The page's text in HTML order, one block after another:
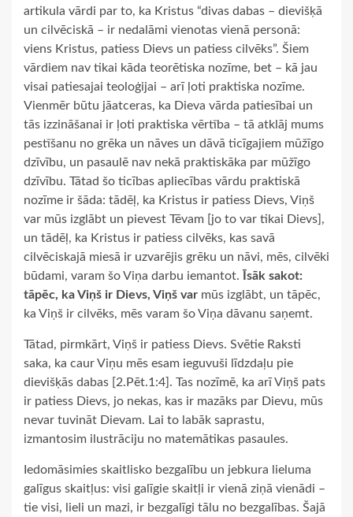
artikula vārdi par to, ka Kristus “divas dabas – dievišķā
un cilvēciskā – ir nedalāmi vienotas vienā personā:
viens Kristus, patiess Dievs un patiess cilvēks”. Šiem
vārdiem nav tikai kāda teorētiska nozīme, bet – kā jau
visai patiesajai teoloģijai – arī ļoti praktiska nozīme.
Vienmēr būtu jāatceras, ka Dieva vārda patiesībai un
tās izzināšanai ir ļoti praktiska vērtība – tā atklāj mums
pestīšanu no grēka un nāves un dāvā ticīgajiem mūžīgo
dzīvību, un pasaulē nav nekā praktiskāka par mūžīgo
dzīvību. Tātad šo ticības apliecības vārdu praktiskā
nozīme ir šāda: tādēļ, ka Kristus ir patiess Dievs, Viņš
var mūs izglābt un pievest Tēvam [jo to var tikai Dievs],
un tādēļ, ka Kristus ir patiess cilvēks, kas savā
cilvēciskajā miesā ir uzvarējis grēku un nāvi, mēs, cilvēki
būdami, varam šo Viņa darbu iemantot. Īsāk sakot:
tāpēc, ka Viņš ir Dievs, Viņš var mūs izglābt, un tāpēc,
ka Viņš ir cilvēks, mēs varam šo Viņa dāvanu saņemt.
Tātad, pirmkārt, Viņš ir patiess Dievs. Svētie Raksti
saka, ka caur Viņu mēs esam ieguvuši līdzdaļu pie
dievišķās dabas [2.Pēt.1:4]. Tas nozīmē, ka arī Viņš pats
ir patiess Dievs, jo nekas, kas ir mazāks par Dievu, mūs
nevar tuvināt Dievam. Lai to labāk saprastu,
izmantosim ilustrāciju no matemātikas pasaules.
Iedomāsimies skaitlisko bezgalību un jebkura lieluma
galīgus skaitļus: visi galīgie skaitļi ir vienā ziņā vienādi –
tie visi, lieli un mazi, ir bezgalīgi tālu no bezgalības. Šajā